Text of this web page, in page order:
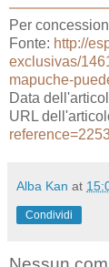
Per
Fonte: http://
exclusivas/
mapuche-
Data
URL
Alba Kan at
Condividi